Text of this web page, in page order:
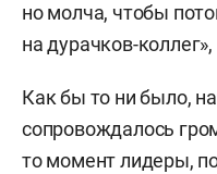
но молча, чтобы
на дурачков-
Как бы то ни было,
сопровождалось
то момент лидеры,